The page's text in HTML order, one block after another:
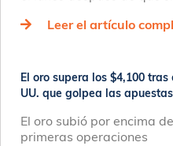
Leer el artículo
El oro supera los $4,100
UU. que golpea las
El oro subió por encima
primeras operaciones